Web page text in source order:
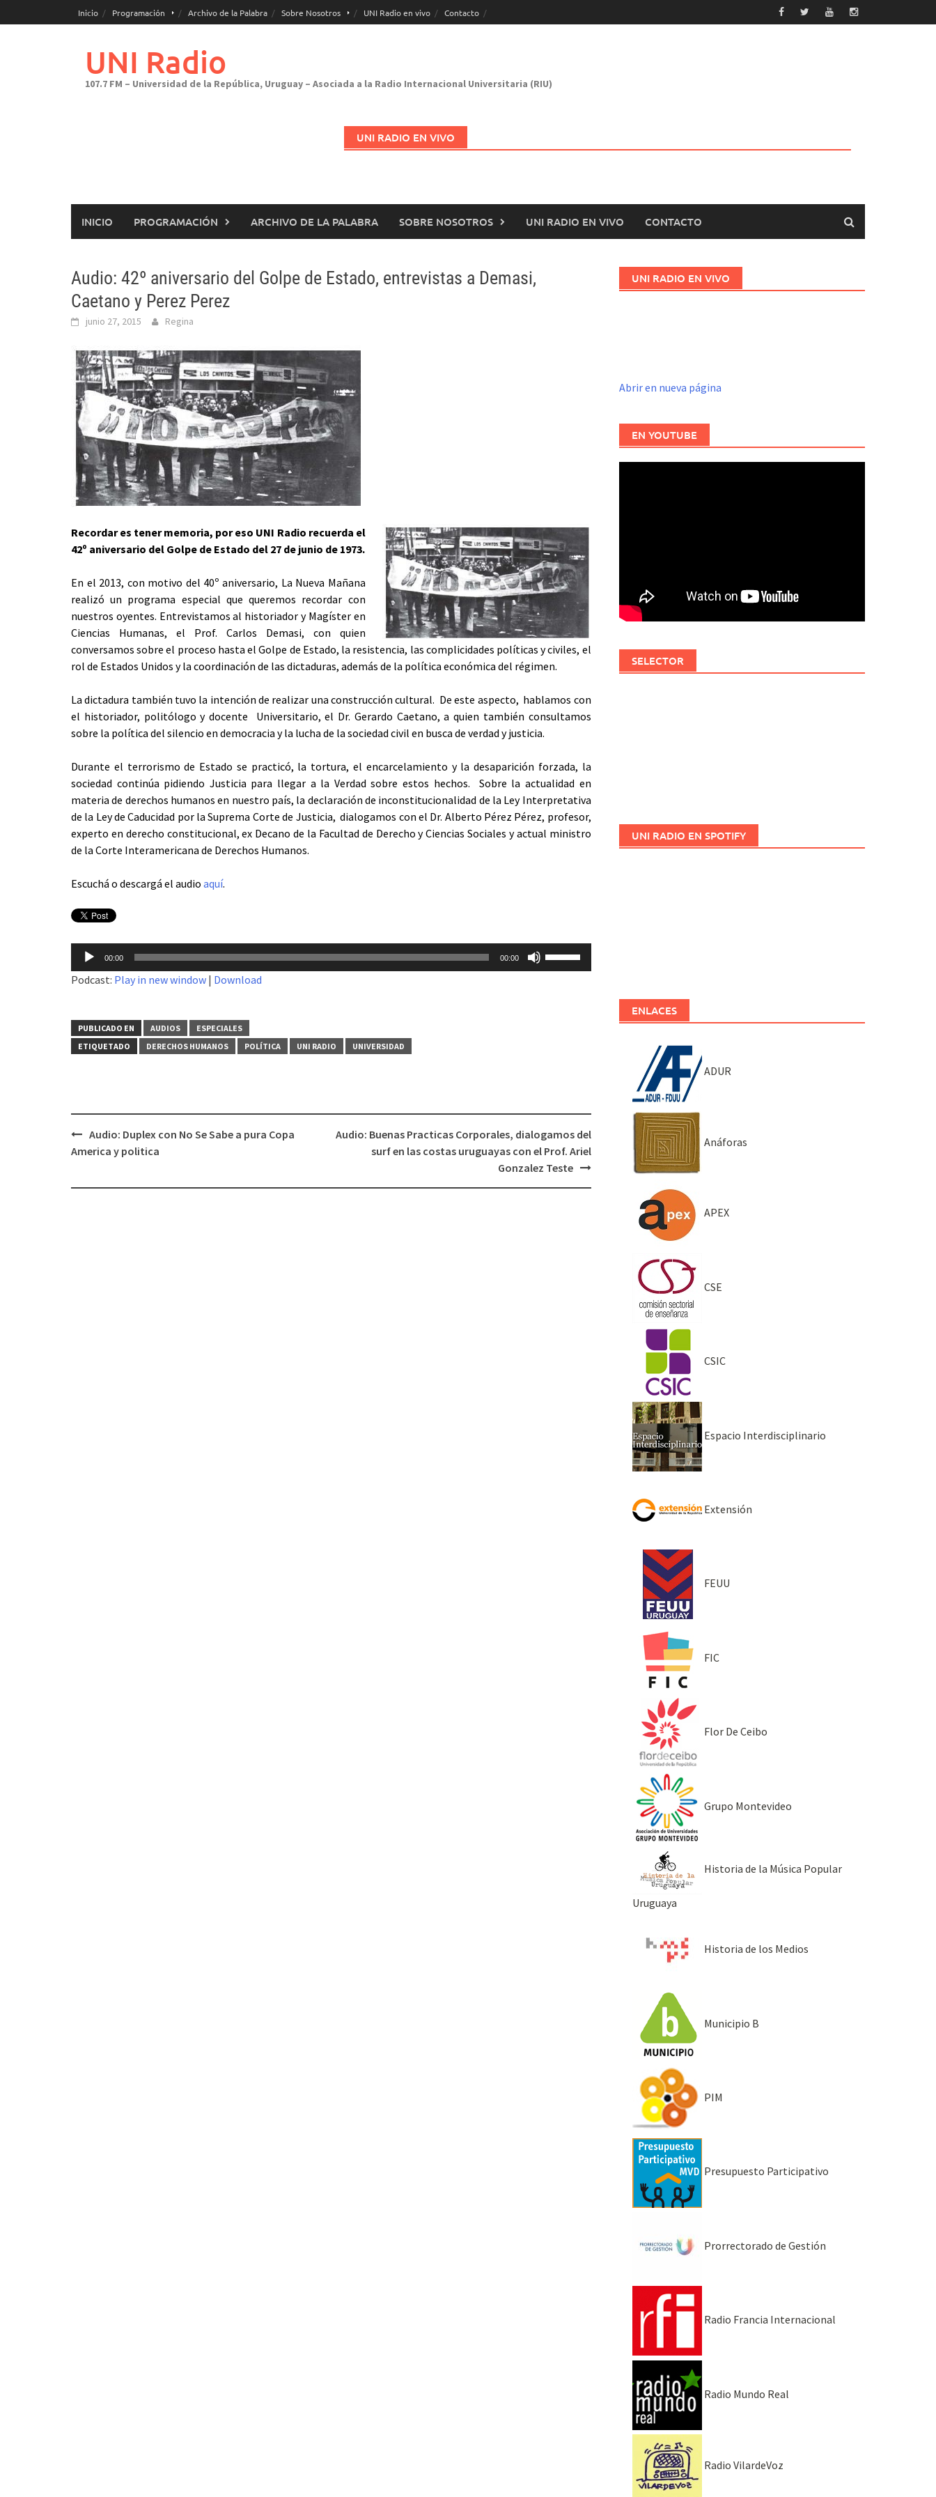
al
Inicio Programación Archivo de la Palabra Sobre Nosotros UNI Radio en vivo Contacto
UNI Radio
107.7 FM – Universidad de la República, Uruguay – Asociada a la Radio Internacional Universitaria (RIU)
UNI RADIO EN VIVO
INICIO PROGRAMACIÓN ARCHIVO DE LA PALABRA SOBRE NOSOTROS UNI RADIO EN VIVO CONTACTO
Audio: 42º aniversario del Golpe de Estado, entrevistas a Demasi,
Caetano y Perez Perez
junio 27, 2015 Regina
Recordar es tener memoria, por eso UNI Radio recuerda el
42º aniversario del Golpe de Estado del 27 de junio de 1973.
En el 2013, con motivo del 40º aniversario, La Nueva Mañana
realizó un programa especial que queremos recordar con
nuestros oyentes. Entrevistamos al historiador y Magíster en
Ciencias Humanas, el Prof. Carlos Demasi, con quien
conversamos sobre el proceso hasta el Golpe de Estado, la resistencia, las complicidades políticas y civiles, el
rol de Estados Unidos y la coordinación de las dictaduras, además de la política económica del régimen.
La dictadura también tuvo la intención de realizar una construcción cultural. De este aspecto, hablamos con
el historiador, politólogo y docente Universitario, el Dr. Gerardo Caetano, a quien también consultamos
sobre la política del silencio en democracia y la lucha de la sociedad civil en busca de verdad y justicia.
Durante el terrorismo de Estado se practicó, la tortura, el encarcelamiento y la desaparición forzada, la
sociedad continúa pidiendo Justicia para llegar a la Verdad sobre estos hechos. Sobre la actualidad en
materia de derechos humanos en nuestro país, la declaración de inconstitucionalidad de la Ley Interpretativa
de la Ley de Caducidad por la Suprema Corte de Justicia, dialogamos con el Dr. Alberto Pérez Pérez, profesor,
experto en derecho constitucional, ex Decano de la Facultad de Derecho y Ciencias Sociales y actual ministro
de la Corte Interamericana de Derechos Humanos.
Escuchá o descargá el audio aquí.
Reproductor
de
audio
00:00 00:00
el
volumen.
Podcast: Play in new window | Download
PUBLICADO EN AUDIOS
ESPECIALES
ETIQUETADO
DERECHOS HUMANOS POLÍTICA UNI RADIO UNIVERSIDAD
Navegación
Audio: Duplex con No Se Sabe a pura Copa
America y politica
Audio: Buenas Practicas Corporales, dialogamos del
surf en las costas uruguayas con el Prof. Ariel
Gonzalez Teste
UNI RADIO EN VIVO
Abrir en nueva página
EN YOUTUBE
SELECTOR
UNI RADIO EN SPOTIFY
ENLACES
ADUR
Anáforas
APEX
CSE
CSIC
Espacio Interdisciplinario
Extensión
FEUU
FIC
Flor De Ceibo
Grupo Montevideo
Historia de la Música Popular
Uruguaya
Historia de los Medios
Municipio B
PIM
Presupuesto Participativo
Prorrectorado de Gestión
Radio Francia Internacional
Radio Mundo Real
Radio VilardeVoz